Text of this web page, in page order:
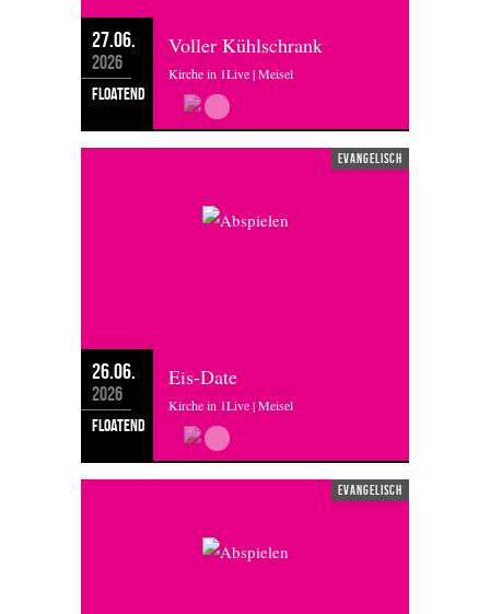
27.06.
2026
floatend
Voller Kühlschrank
Kirche in 1Live | Meisel
evangelisch
26.06.
2026
floatend
Eis-Date
Kirche in 1Live | Meisel
evangelisch